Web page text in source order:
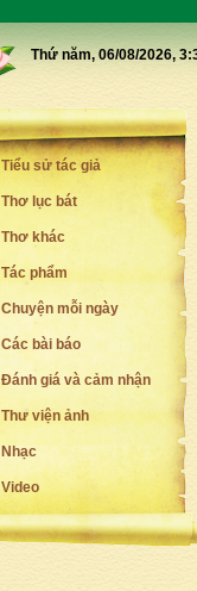
Thứ năm, 06/08/2026,
Tiểu sử tác giả
Thơ lục bát
Thơ khác
Tác phẩm
Chuyện mỗi ngày
Các bài báo
Đánh giá và cảm nhận
Thư viện ảnh
Nhạc
Video